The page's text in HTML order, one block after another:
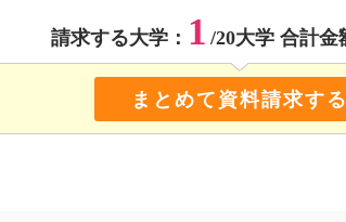
請求する大学： 1 /20大学 合計金
まとめて資料請求する